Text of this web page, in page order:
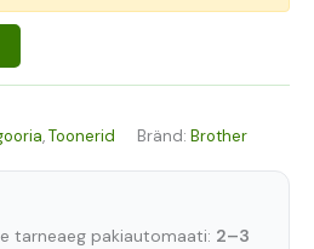
,Toonerid Bränd: Brother
tarneaeg pakiautomaati: 2–3